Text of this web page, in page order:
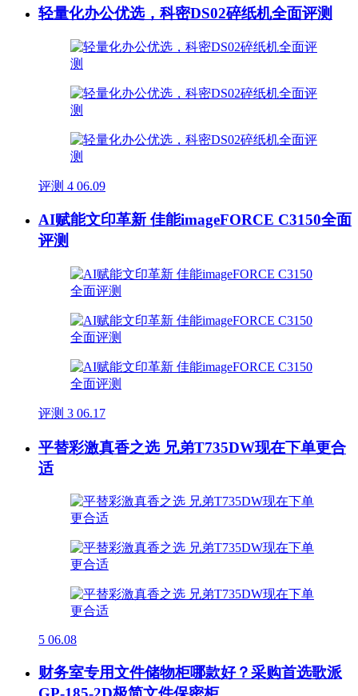
轻量化办公优选，科密DS02碎纸机全面评测
评测 4 06.09
AI赋能文印革新 佳能imageFORCE C3150全面
评测
评测 3 06.17
平替彩激真香之选 兄弟T735DW现在下单更合
适
5 06.08
财务室专用文件储物柜哪款好？采购首选歌派